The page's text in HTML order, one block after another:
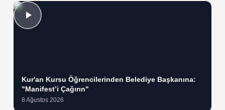
Kur'an Kursu Öğrencilerinden Belediye Başkanına:
"Manifest’i Çağırın"
8 Ağustos 2026